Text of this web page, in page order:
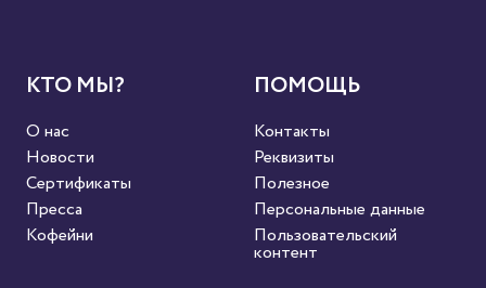
КТО МЫ?
О нас
Новости
Сертификаты
Пресса
Кофейни
ПОМОЩЬ
Контакты
Реквизиты
Полезное
Персональные данные
Пользовательский
контент